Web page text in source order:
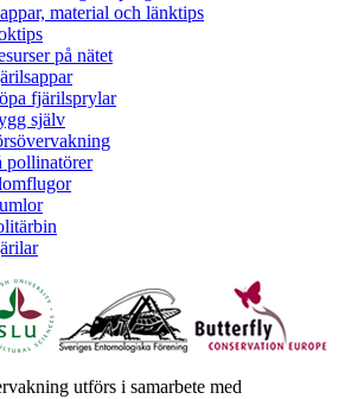
material och länktips
på nätet
fjärilsprylar
själv
pollinatörer
utförs i samarbete med